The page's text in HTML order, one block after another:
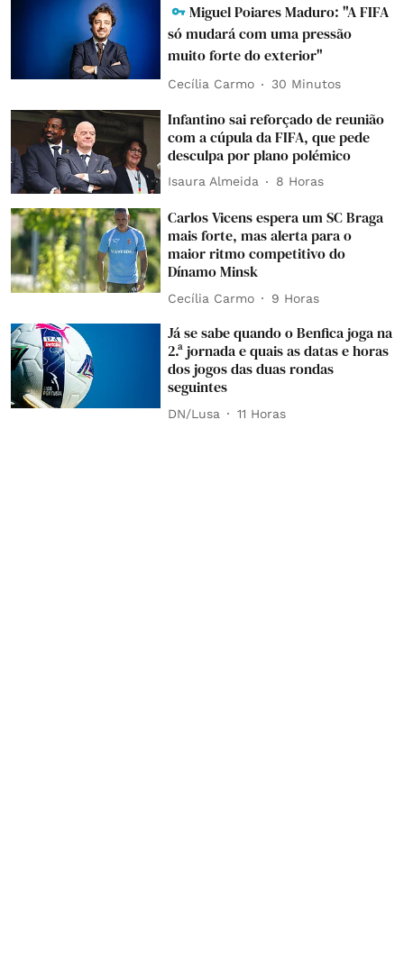
Miguel Poiares Maduro: "A FIFA
só mudará com uma pressão
muito forte do exterior"
Cecília Carmo 30 Minutos
Infantino sai reforçado de reunião
com a cúpula da FIFA, que pede
desculpa por plano polémico
Isaura Almeida 8 Horas
Carlos Vicens espera um SC Braga
mais forte, mas alerta para o
maior ritmo competitivo do
Dínamo Minsk
Cecília Carmo 9 Horas
Já se sabe quando o Benfica joga na
2.ª jornada e quais as datas e horas
dos jogos das duas rondas
seguintes
DN/Lusa 11 Horas